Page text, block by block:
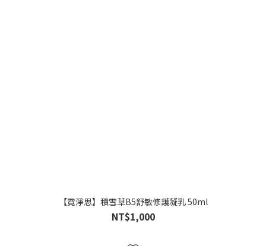
【霓淨思】積雪草B5舒敏修護凝乳 50ml
NT$1,000